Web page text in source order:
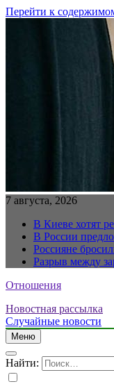
Перейти к
7 августа, 2026
В Киеве хотят
В России
Россияне
Разрыв между
Отношения
Новостная рассылка
Случайные новости
Меню
Найти: